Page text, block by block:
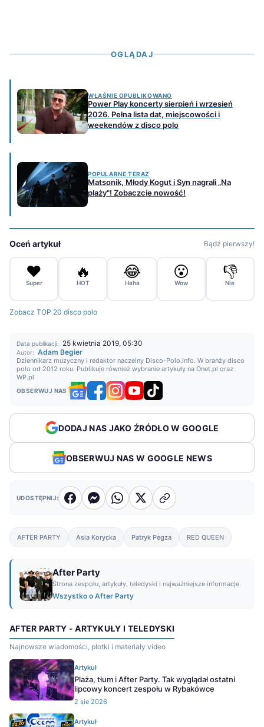
OGLĄDAJ
WŁAŚNIE OPUBLIKOWANO
Power Play koncerty sierpień i wrzesień
2026. Pełna lista dat, miejscowości i
weekendów z disco polo
POPULARNE TERAZ
Matsonik, Młody Kogut i Syn nagrali „Na
plaży"! Zobaczcie nowość!
Oceń artykuł Bądź pierwszy!
❤️
Super
🔥
HOT
😂
Haha
😮
Wow
👎
Nie
Zobacz TOP 20 disco polo
Data publikacji: 25 kwietnia 2019, 05:30
Autor: Adam Begier
Dziennikarz muzyczny i redaktor naczelny Disco-Polo.info. W branży disco
polo od 2012 roku. Publikuje również wybranie artykuły na Onet.pl oraz
WP.pl
OBSERWUJ NAS
DODAJ NAS JAKO ŹRÓDŁO W GOOGLE
OBSERWUJ NAS W GOOGLE NEWS
UDOSTĘPNIJ:
AFTER PARTY Asia Korycka Patryk Pegza RED QUEEN
After Party
Strona zespołu, artykuły, teledyski i najważniejsze informacje.
Wszystko o After Party
AFTER PARTY - ARTYKUŁY I TELEDYSKI
Najnowsze wiadomości, plotki i materiały video
Artykuł
Plaża, tłum i After Party. Tak wyglądał ostatni
lipcowy koncert zespołu w Rybakówce
2 sie 2026
Artykuł